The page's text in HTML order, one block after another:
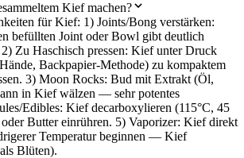
Kief machen?
für Kief: 1) Joints/Bong verstärken:
befüllten Joint oder Bowl gibt deutlich
Zu Haschisch pressen: Kief unter Druck
Backpapier-Methode) zu kompaktem
3) Moon Rocks: Bud mit Extrakt (Öl,
in Kief wälzen — sehr potentes
Edibles: Kief decarboxylieren (115°C, 45
Butter einrühren. 5) Vaporizer: Kief direkt
Temperatur beginnen — Kief
Blüten).